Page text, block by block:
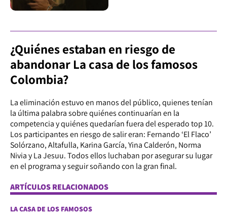
¿Quiénes estaban en riesgo de
abandonar La casa de los famosos
Colombia?
La eliminación estuvo en manos del público, quienes tenían
la última palabra sobre quiénes continuarían en la
competencia y quiénes quedarían fuera del esperado top 10.
Los participantes en riesgo de salir eran: Fernando ‘El Flaco’
Solórzano, Altafulla, Karina García, Yina Calderón, Norma
Nivia y La Jesuu. Todos ellos luchaban por asegurar su lugar
en el programa y seguir soñando con la gran final.
ARTÍCULOS RELACIONADOS
LA CASA DE LOS FAMOSOS